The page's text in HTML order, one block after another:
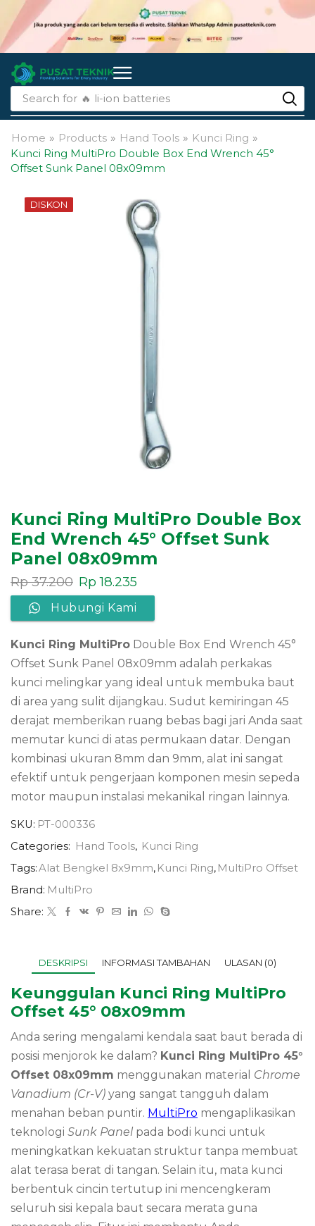
Search for 🔥 li-ion batteries
Home » Products » Hand Tools » Kunci Ring »
Kunci Ring MultiPro Double Box End Wrench 45°
Offset Sunk Panel 08x09mm
DISKON
Kunci Ring MultiPro Double Box
End Wrench 45° Offset Sunk
Panel 08x09mm
Rp37.200 Rp 18.235
Hubungi Kami
Kunci Ring MultiPro Double Box End Wrench 45°
Offset Sunk Panel 08x09mm adalah perkakas
kunci melingkar yang ideal untuk membuka baut
di area yang sulit dijangkau. Sudut kemiringan 45
derajat memberikan ruang bebas bagi jari Anda saat
memutar kunci di atas permukaan datar. Dengan
kombinasi ukuran 8mm dan 9mm, alat ini sangat
efektif untuk pengerjaan komponen mesin sepeda
motor maupun instalasi mekanikal ringan lainnya.
SKU: PT-000336
Categories: Hand Tools, Kunci Ring
Tags:Alat Bengkel 8x9mm, Kunci Ring, MultiPro Offset
Brand: MultiPro
Share:
DESKRIPSI INFORMASI TAMBAHAN ULASAN (0)
Keunggulan Kunci Ring MultiPro
Offset 45° 08x09mm
Anda sering mengalami kendala saat baut berada di
posisi menjorok ke dalam? Kunci Ring MultiPro 45°
Offset 08x09mm menggunakan material Chrome
Vanadium (Cr-V) yang sangat tangguh dalam
menahan beban puntir. MultiPro mengaplikasikan
teknologi Sunk Panel pada bodi kunci untuk
meningkatkan kekuatan struktur tanpa membuat
alat terasa berat di tangan. Selain itu, mata kunci
berbentuk cincin tertutup ini mencengkeram
seluruh sisi kepala baut secara merata guna